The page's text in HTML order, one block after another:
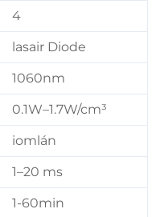
4
lasair Diode
1060nm
0.1W–1.7W/cm³
iomlán
1–20 ms
1-60min